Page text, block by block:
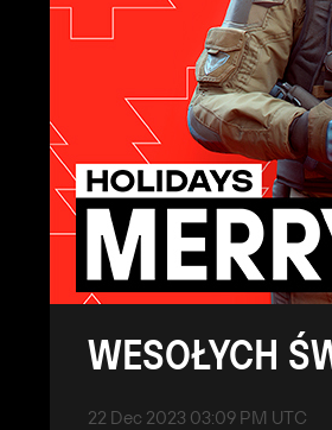
WESOŁYCH
22 Dec 2023 03:09 PM UTC